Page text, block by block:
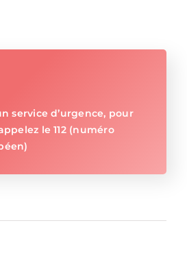
service d’urgence, pour
le 112 (numéro